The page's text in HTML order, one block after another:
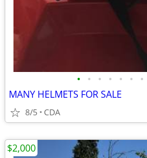
• • • • • • •
MANY HELMETS FOR SALE
8/5 CDA
$2,000